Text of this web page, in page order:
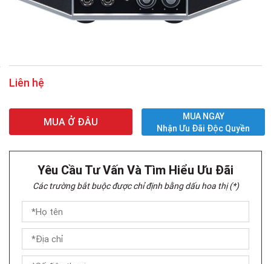
Liên hệ
MUA Ở ĐÂU
MUA NGAY
Nhận Ưu Đãi Độc Quyền
Yêu Cầu Tư Vấn Và Tìm Hiểu Ưu Đãi
Các trường bắt buộc được chỉ định bằng dấu hoa thị (*)